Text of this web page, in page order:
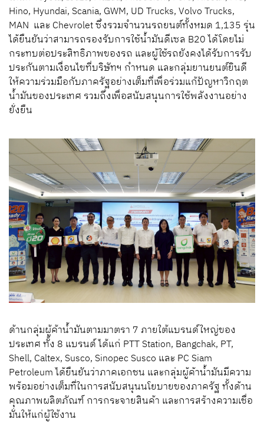
Hino, Hyundai, Scania, GWM, UD Trucks, Volvo Trucks,
MAN และ Chevrolet ซึ่งรวมจำนวนรถยนต์ทั้งหมด 1,135 รุ่น
ได้ยืนยันว่าสามารถรองรับการใช้น้ำมันดีเซล B20 ได้โดยไม่
กระทบต่อประสิทธิภาพของรถ และผู้ใช้รถยังคงได้รับการรับ
ประกันตามเงื่อนไขที่บริษัทฯ กำหนด และกลุ่มยานยนต์ยินดี
ให้ความร่วมมือกับภาครัฐอย่างเต็มที่เพื่อร่วมแก้ปัญหาวิกฤต
น้ำมันของประเทศ รวมถึงเพื่อสนับสนุนการใช้พลังงานอย่าง
ยั่งยืน
ด้านกลุ่มผู้ค้าน้ำมันตามมาตรา 7 ภายใต้แบรนด์ใหญ่ของ
ประเทศ ทั้ง 8 แบรนด์ ได้แก่ PTT Station, Bangchak, PT,
Shell, Caltex, Susco, Sinopec Susco และ PC Siam
Petroleum ได้ยืนยันว่าภาคเอกชน และกลุ่มผู้ค้าน้ำมันมีความ
พร้อมอย่างเต็มที่ในการสนับสนุนนโยบายของภาครัฐ ทั้งด้าน
คุณภาพผลิตภัณฑ์ การกระจายสินค้า และการสร้างความเชื่อ
มั่นให้แก่ผู้ใช้งาน